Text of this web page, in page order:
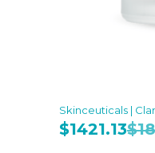
Skinceuticals |
$1421.13$